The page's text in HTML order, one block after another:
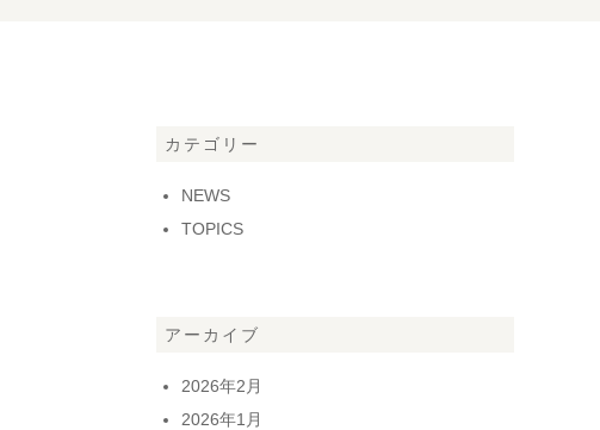
カテゴリー
NEWS
TOPICS
アーカイブ
2026年2月
2026年1月